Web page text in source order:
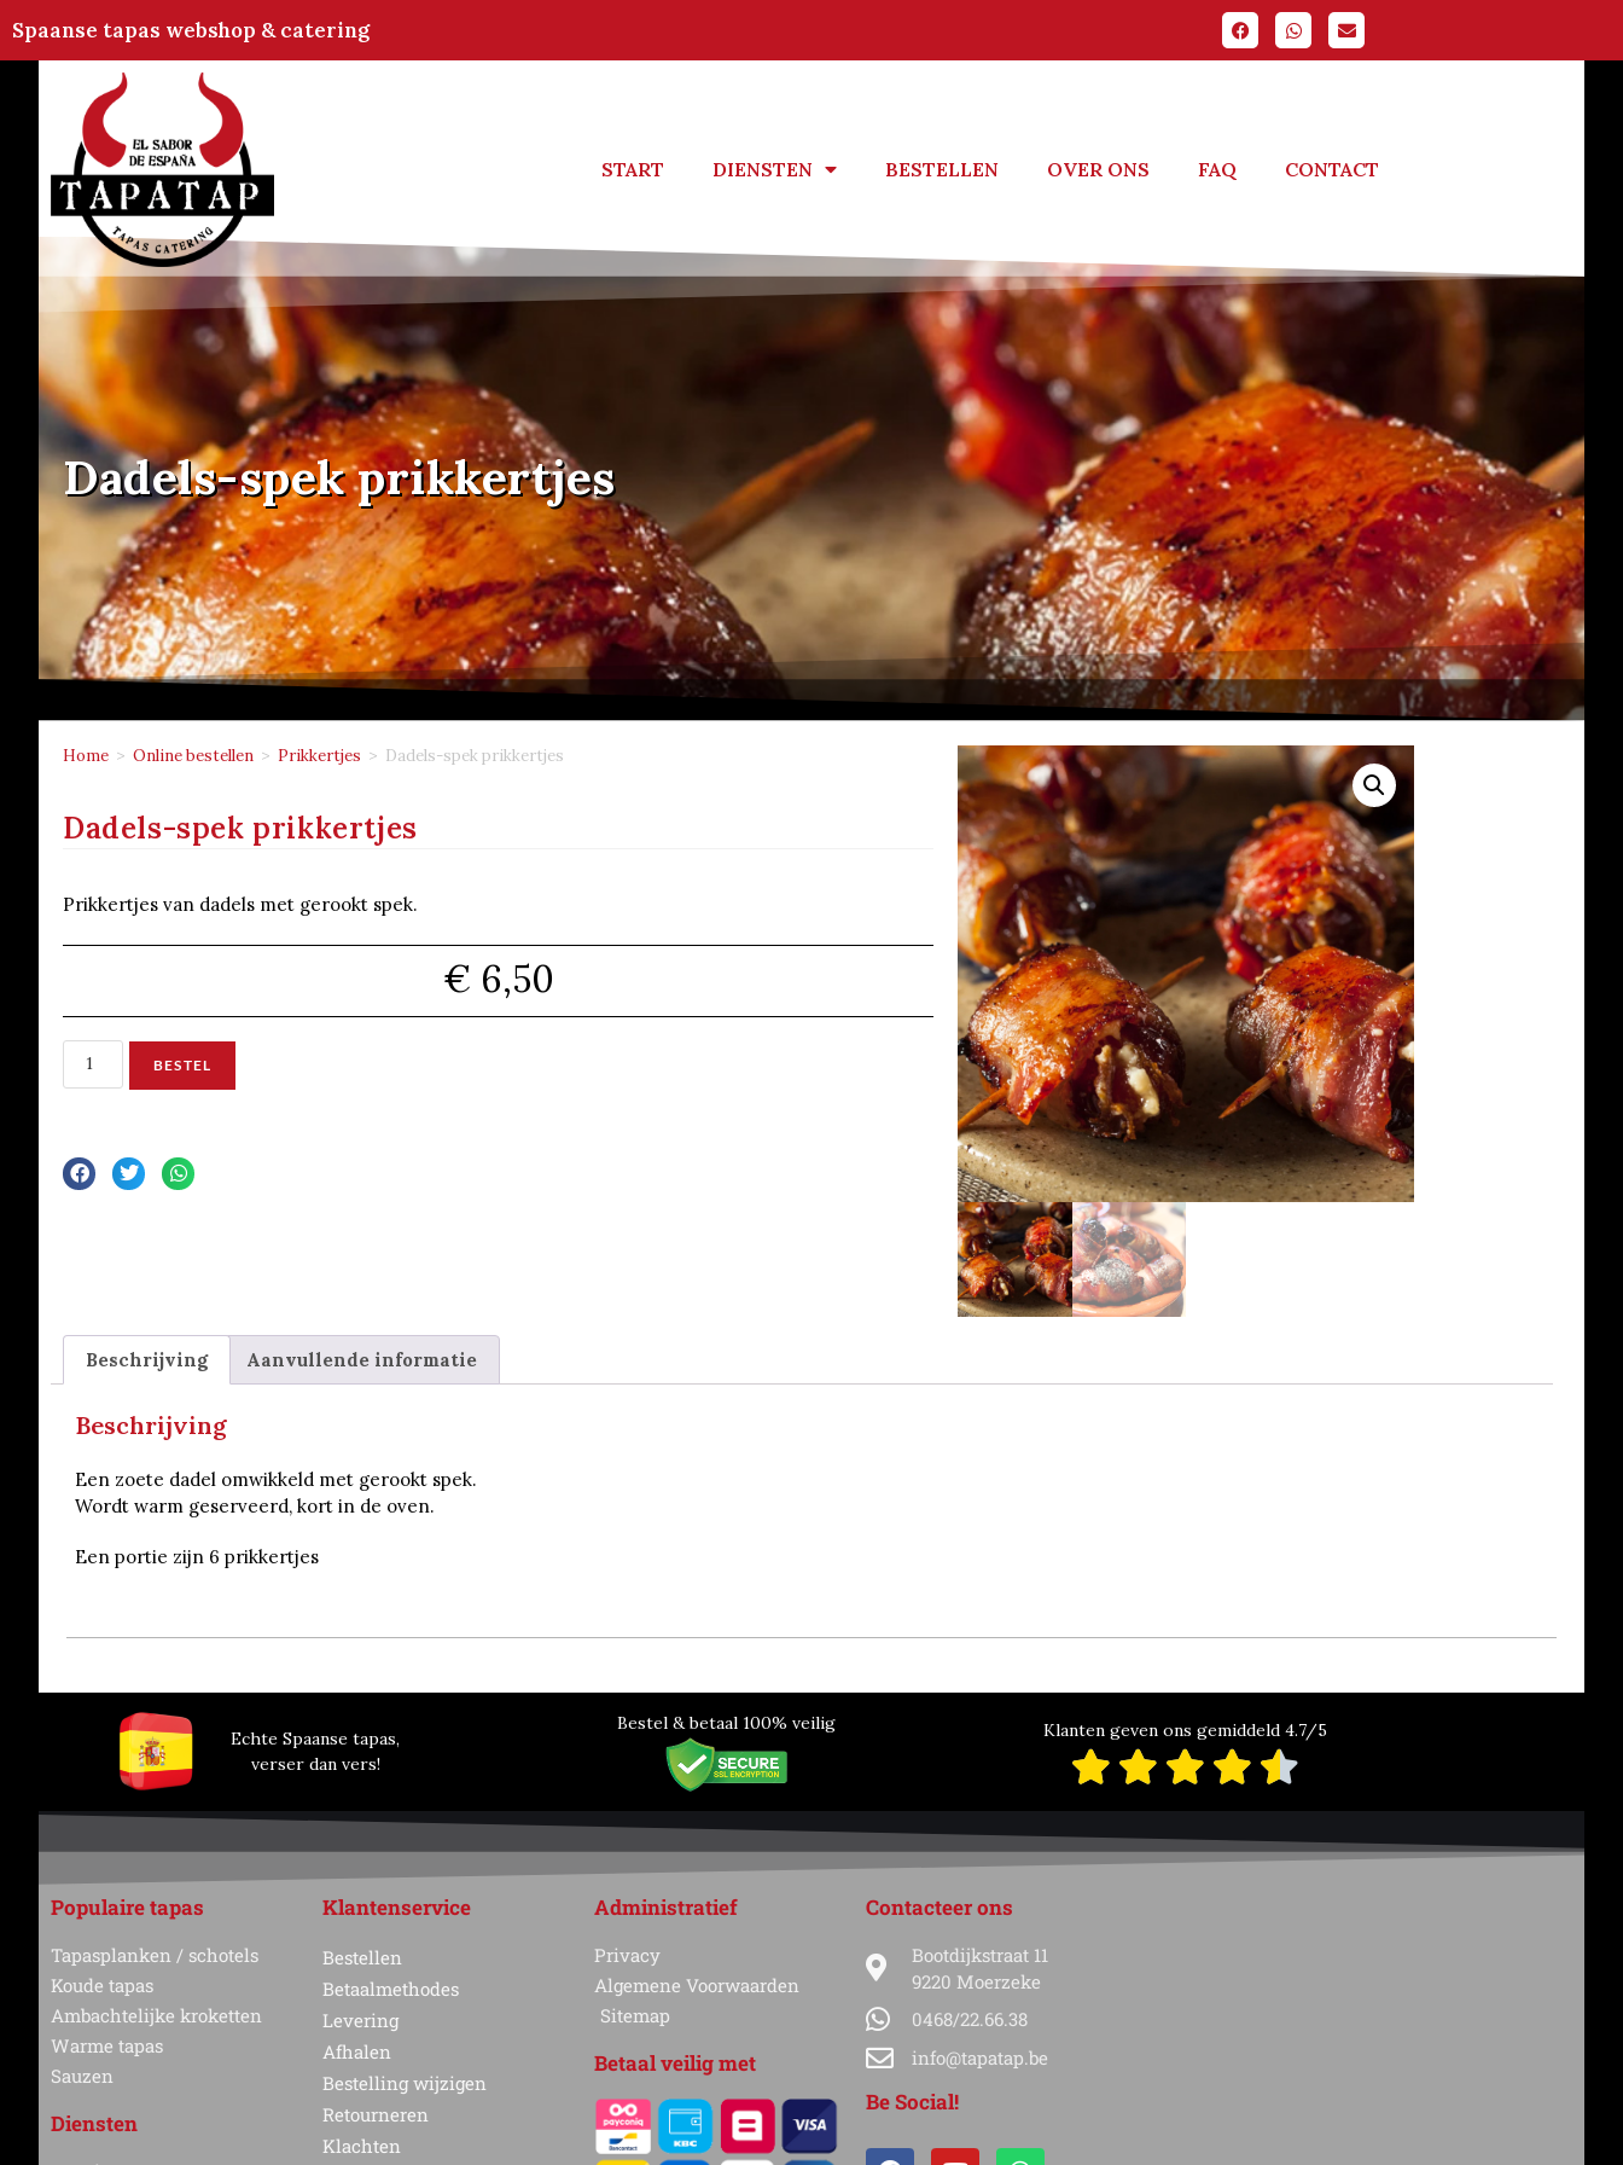
Spaanse tapas webshop & catering
START DIENSTEN BESTELLEN OVER ONS FAQ CONTACT
Dadels-spek prikkertjes
Home > Online bestellen > Prikkertjes > Dadels-spek prikkertjes
Dadels-spek prikkertjes
Prikkertjes van dadels met gerookt spek.
€ 6,50
BESTEL
Beschrijving Aanvullende informatie
Beschrijving
Een zoete dadel omwikkeld met gerookt spek.
Wordt warm geserveerd, kort in de oven.
Een portie zijn 6 prikkertjes
Echte Spaanse tapas,
verser dan vers!
Bestel & betaal 100% veilig Klanten geven ons gemiddeld 4.7/5
Populaire tapas
Tapasplanken / schotels
Koude tapas
Ambachtelijke kroketten
Warme tapas
Sauzen
Diensten
Klantenservice
Bestellen
Betaalmethodes
Levering
Afhalen
Bestelling wijzigen
Retourneren
Klachten
Administratief
Privacy
Algemene Voorwaarden
Sitemap
Betaal veilig met
Contacteer ons
Bootdijkstraat 11
9220 Moerzeke
0468/22.66.38
info@tapatap.be
Be Social!